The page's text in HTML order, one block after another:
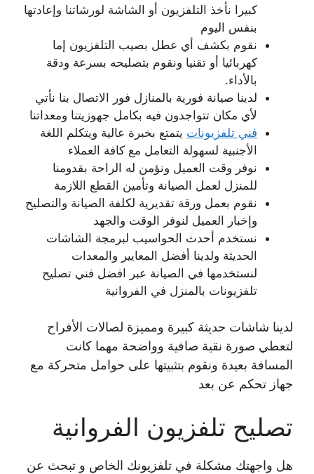
كبيرا نأخذ التلفزيون أو الشاشة لورشاتنا وإعادتها
بنفس اليوم
نقوم بكشف أي عطل بصيب التلفزيون إما
كهربائيا أو تقنيا ونقوم بتصليحه بسرعة ودقة
بالأداء.
لدينا صيانة فورية بالمنازل فور الاتصال بنا نأتي
لأي مكان تتواجدون فيه بكامل جهوزيتنا ومعداتنا
فني تلفزيونات يتمتع بخبرة عالية ويتكلم اللغة
الأجنبية لسهولة التعامل مع كافة العملاء
نوفر وقت العميل ونؤمن له الراحة بقدومنا
للمنزل لعمل الصيانة وتأمين القطع اللازمة
نقوم بعمل ورقة تقديرية لكلفة الصيانة والتصليح
وإخبار العميل لنوفر الوقت والجهد
نستخدم أحدث الحواسيب لبرمجة الشاشات
الحديثة ولدينا أفضل المعايير والمعدات
لنستخدمها في الصيانة عبر افضل فني تصليح
تلفزيونات بالمنزل في الفروانية
لدينا شاشات حديثة كبيرة ومميزة لصالات الأفراح
لتعطي صورة نقية صافية وواضحة مهما كانت
المسافة بعيدة ونقوم بتثبيتها على حوامل متحركة مع
جهاز تحكم عن بعد
تصليح تلفزيون الفروانية
هل واجهتك مشكلة في تلفزيونك الخاص و تبحث عن